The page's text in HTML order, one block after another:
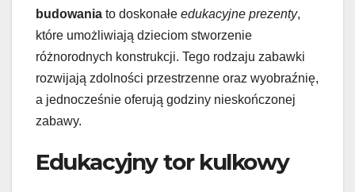
budowania to doskonałe edukacyjne prezenty,
które umożliwiają dzieciom stworzenie
różnorodnych konstrukcji. Tego rodzaju zabawki
rozwijają zdolności przestrzenne oraz wyobraźnię,
a jednocześnie oferują godziny nieskończonej
zabawy.
Edukacyjny tor kulkowy